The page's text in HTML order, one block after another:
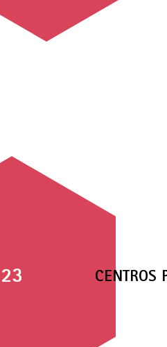
23 CENTROS